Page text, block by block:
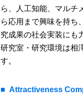
ら、人工知能、マルチ
ら応用まで興味を持ち
究成果の社会実装にも
研究室・研究環境は相
す。
Attractiveness